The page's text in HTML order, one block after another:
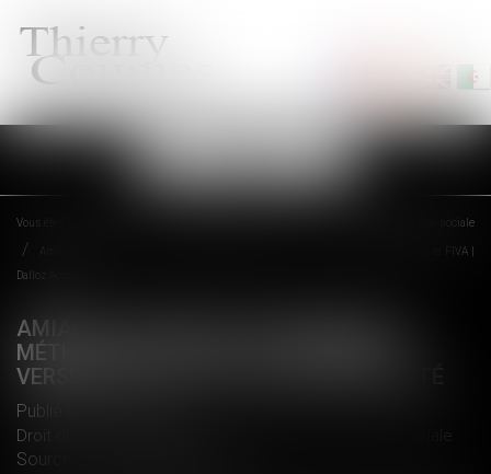
Ouvrir
le
Vous êtes ici : Droit de la protection sociale
Amiante : réparation intégrale et méthode de calcul de l’indemnité versée par le FIVA |
Dalloz Actualité
AMIANTE : RÉPARATION INTÉGRALE ET
MÉTHODE DE CALCUL DE L’INDEMNITÉ
VERSÉE PAR LE FIVA | DALLOZ ACTUALITÉ
Publié le :
Droit du travail - Employeurs
Source :